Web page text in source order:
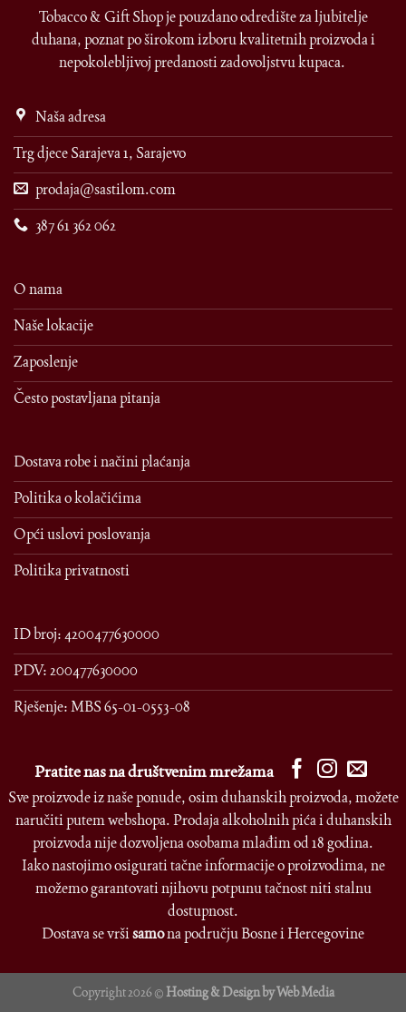
Tobacco & Gift Shop je pouzdano odredište za ljubitelje
duhana, poznat po širokom izboru kvalitetnih proizvoda i
nepokolebljivoj predanosti zadovoljstvu kupaca.
Naša adresa
Trg djece Sarajeva 1, Sarajevo
prodaja@sastilom.com
387 61 362 062
O nama
Naše lokacije
Zaposlenje
Često postavljana pitanja
Dostava robe i načini plaćanja
Politika o kolačićima
Opći uslovi poslovanja
Politika privatnosti
ID broj: 4200477630000
PDV: 200477630000
Rješenje: MBS 65-01-0553-08
Pratite nas na društvenim mrežama
Sve proizvode iz naše ponude, osim duhanskih proizvoda, možete
naručiti putem webshopa. Prodaja alkoholnih pića i duhanskih
proizvoda nije dozvoljena osobama mlađim od 18 godina.
Iako nastojimo osigurati tačne informacije o proizvodima, ne
možemo garantovati njihovu potpunu tačnost niti stalnu
dostupnost.
Dostava se vršisamona području Bosne i Hercegovine
Copyright 2026 ©Hosting & Design by Web Media